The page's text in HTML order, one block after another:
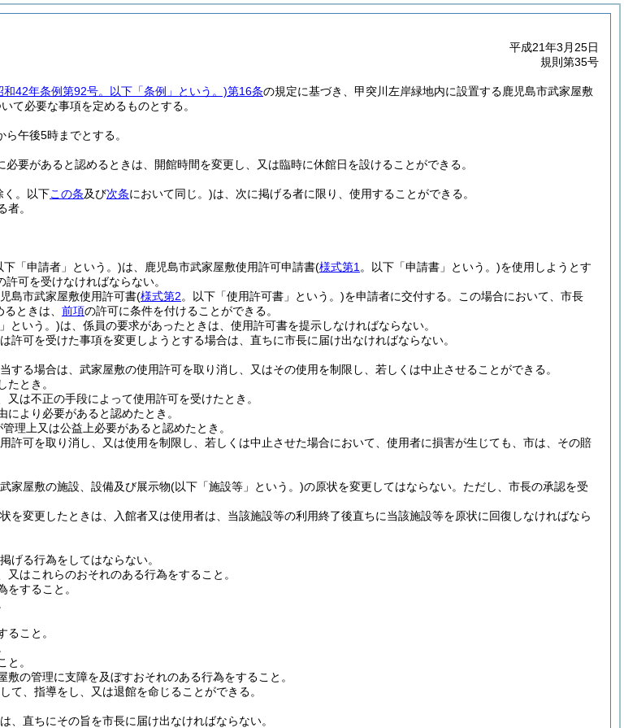
平成21年3月25日
規則第35号
和42年条例第92号。以下「条例」という。)第16条の規定に基づき、甲突川左岸緑地内に設置する鹿児島市武家屋敷
て必要な事項を定めるものとする。
午後5時までとする。
要があると認めるときは、開館時間を変更し、又は臨時に休館日を設けることができる。
く。以下この条及び次条において同じ。)は、次に掲げる者に限り、使用することができる。
者。
下「申請者」という。)は、鹿児島市武家屋敷使用許可申請書(様式第1 。以下「申請書」という。)を使用しようとす
可を受けなければならない。
島市武家屋敷使用許可書(様式第2。以下「使用許可書」という。)を申請者に交付する。
この場合において、市長
ときは、 前項の許可に条件を付けることができる。
という。)は、係員の要求があったときは、使用許可書を提示しなければならない。
許可を受けた事項を変更しようとする場合は、直ちに市長に届け出なければならない。
する場合は、武家屋敷の使用許可を取り消し、又はその使用を制限し、若しくは中止させることができる。
たとき。
は不正の手段によって使用許可を受けたとき。
より必要があると認めたとき。
理上又は公益上必要があると認めたとき。
許可を取り消し、又は使用を制限し、若しくは中止させた場合において、使用者に損害が生じても、市は、その賠
家屋敷の施設、設備及び展示物(以下「施設等」という。)の原状を変更してはならない。 ただし、市長の承認を受
を変更したときは、入館者又は使用者は、当該施設等の利用終了後直ちに当該施設等を原状に回復しなければなら
げる行為をしてはならない。
はこれらのおそれのある行為をすること。
すること。
ること。
と。
敷の管理に支障を及ぼすおそれのある行為をすること。
て、指導をし、又は退館を命じることができる。
、直ちにその旨を市長に届け出なければならない。